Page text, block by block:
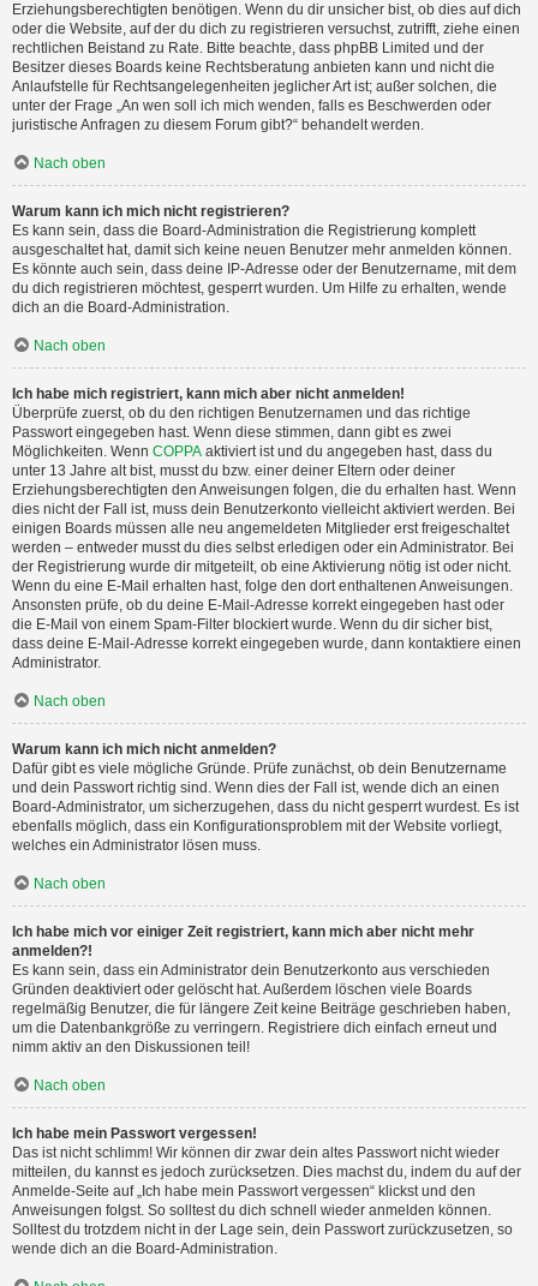
Erziehungsberechtigten benötigen. Wenn du dir unsicher bist, ob dies auf dich
oder die Website, auf der du dich zu registrieren versuchst, zutrifft, ziehe einen
rechtlichen Beistand zu Rate. Bitte beachte, dass phpBB Limited und der
Besitzer dieses Boards keine Rechtsberatung anbieten kann und nicht die
Anlaufstelle für Rechtsangelegenheiten jeglicher Art ist; außer solchen, die
unter der Frage „An wen soll ich mich wenden, falls es Beschwerden oder
juristische Anfragen zu diesem Forum gibt?“ behandelt werden.
Nach oben
Warum kann ich mich nicht registrieren?
Es kann sein, dass die Board-Administration die Registrierung komplett
ausgeschaltet hat, damit sich keine neuen Benutzer mehr anmelden können.
Es könnte auch sein, dass deine IP-Adresse oder der Benutzername, mit dem
du dich registrieren möchtest, gesperrt wurden. Um Hilfe zu erhalten, wende
dich an die Board-Administration.
Nach oben
Ich habe mich registriert, kann mich aber nicht anmelden!
Überprüfe zuerst, ob du den richtigen Benutzernamen und das richtige
Passwort eingegeben hast. Wenn diese stimmen, dann gibt es zwei
Möglichkeiten. Wenn COPPA aktiviert ist und du angegeben hast, dass du
unter 13 Jahre alt bist, musst du bzw. einer deiner Eltern oder deiner
Erziehungsberechtigten den Anweisungen folgen, die du erhalten hast. Wenn
dies nicht der Fall ist, muss dein Benutzerkonto vielleicht aktiviert werden. Bei
einigen Boards müssen alle neu angemeldeten Mitglieder erst freigeschaltet
werden – entweder musst du dies selbst erledigen oder ein Administrator. Bei
der Registrierung wurde dir mitgeteilt, ob eine Aktivierung nötig ist oder nicht.
Wenn du eine E-Mail erhalten hast, folge den dort enthaltenen Anweisungen.
Ansonsten prüfe, ob du deine E-Mail-Adresse korrekt eingegeben hast oder
die E-Mail von einem Spam-Filter blockiert wurde. Wenn du dir sicher bist,
dass deine E-Mail-Adresse korrekt eingegeben wurde, dann kontaktiere einen
Administrator.
Nach oben
Warum kann ich mich nicht anmelden?
Dafür gibt es viele mögliche Gründe. Prüfe zunächst, ob dein Benutzername
und dein Passwort richtig sind. Wenn dies der Fall ist, wende dich an einen
Board-Administrator, um sicherzugehen, dass du nicht gesperrt wurdest. Es ist
ebenfalls möglich, dass ein Konfigurationsproblem mit der Website vorliegt,
welches ein Administrator lösen muss.
Nach oben
Ich habe mich vor einiger Zeit registriert, kann mich aber nicht mehr
anmelden?!
Es kann sein, dass ein Administrator dein Benutzerkonto aus verschieden
Gründen deaktiviert oder gelöscht hat. Außerdem löschen viele Boards
regelmäßig Benutzer, die für längere Zeit keine Beiträge geschrieben haben,
um die Datenbankgröße zu verringern. Registriere dich einfach erneut und
nimm aktiv an den Diskussionen teil!
Nach oben
Ich habe mein Passwort vergessen!
Das ist nicht schlimm! Wir können dir zwar dein altes Passwort nicht wieder
mitteilen, du kannst es jedoch zurücksetzen. Dies machst du, indem du auf der
Anmelde-Seite auf „Ich habe mein Passwort vergessen“ klickst und den
Anweisungen folgst. So solltest du dich schnell wieder anmelden können.
Solltest du trotzdem nicht in der Lage sein, dein Passwort zurückzusetzen, so
wende dich an die Board-Administration.